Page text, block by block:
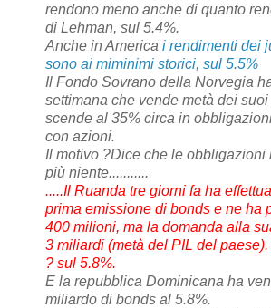
rendono meno anche di quanto
di Lehman, sul 5.4%.
Anche in America i rendimenti dei
sono ai miminimi storici, sul 5.5%
Il Fondo Sovrano della Norvegia
settimana che vende metà dei
scende al 35% circa in
con azioni.
Il motivo ?Dice che le obbligazioni
più niente...........
.....Il Ruanda tre giorni fa ha
prima emissione di bonds e ne ha
400 milioni, ma la domanda alla
3 miliardi (metà del PIL del
? sul 5.8%.
E la repubblica Dominicana ha
miliardo di bonds al 5.8%.